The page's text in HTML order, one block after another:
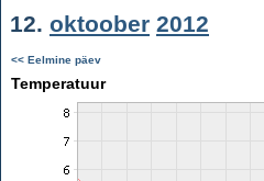
12. oktoober 2012
<< Eelmine päev
Temperatuur